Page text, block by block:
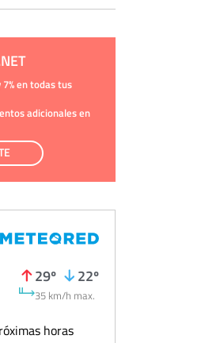
en todas tus
adicionales en
29º 22º
35 km/h max.
horas